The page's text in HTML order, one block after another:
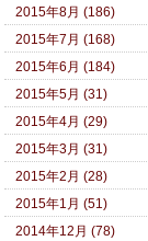
2015年8月 (186)
2015年7月 (168)
2015年6月 (184)
2015年5月 (31)
2015年4月 (29)
2015年3月 (31)
2015年2月 (28)
2015年1月 (51)
2014年12月 (78)